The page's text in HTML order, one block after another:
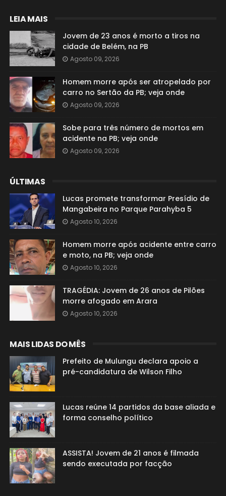
LEIA MAIS
Jovem de 23 anos é morto a tiros na
cidade de Belém, na PB
Agosto 09, 2026
Homem morre após ser atropelado por
carro no Sertão da PB; veja onde
Agosto 09, 2026
Sobe para três número de mortos em
acidente na PB; veja onde
Agosto 09, 2026
ÚLTIMAS
Lucas promete transformar Presídio de
Mangabeira no Parque Parahyba 5
Agosto 10, 2026
Homem morre após acidente entre carro
e moto, na PB; veja onde
Agosto 10, 2026
TRAGÉDIA: Jovem de 26 anos de Pilões
morre afogado em Arara
Agosto 10, 2026
MAIS LIDAS DO MÊS
Prefeito de Mulungu declara apoio a
pré-candidatura de Wilson Filho
Lucas reúne 14 partidos da base aliada e
forma conselho político
ASSISTA! Jovem de 21 anos é filmada
sendo executada por facção